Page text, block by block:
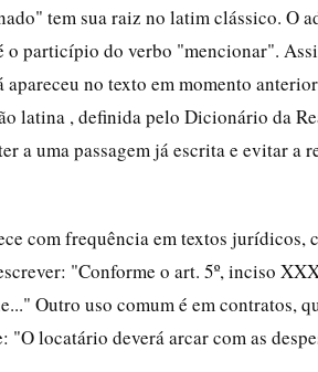
tem sua raiz no latim clássico. O
o particípio do verbo "mencionar".
no texto em momento
latina , definida pelo Dicionário da
a uma passagem já escrita e evitar a
com frequência em textos jurídicos,
"Conforme o art. 5º, inciso
Outro uso comum é em contratos,
"O locatário deverá arcar com as